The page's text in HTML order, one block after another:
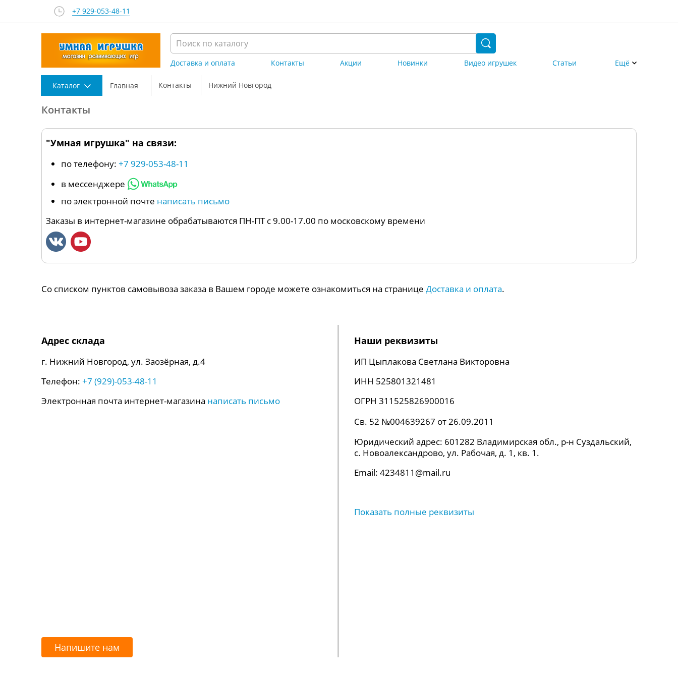
+7 929-053-48-11
Доставка и оплата Контакты Акции Новинки Видео игрушек Статьи Ещё
Каталог Главная Контакты Нижний Новгород
Контакты
"Умная игрушка" на связи:
по телефону: +7 929-053-48-11
в мессенджере
по электронной почте написать письмо
Заказы в интернет-магазине обрабатываются ПН-ПТ с 9.00-17.00 по московскому времени
Со списком пунктов самовывоза заказа в Вашем городе можете ознакомиться на странице Доставка и оплата.
Адрес склада
г. Нижний Новгород, ул. Заозёрная, д.4
Телефон: +7 (929)-053-48-11
Электронная почта интернет-магазина написать письмо
Напишите нам
Наши реквизиты
ИП Цыплакова Светлана Викторовна
ИНН 525801321481
ОГРН 311525826900016
Св. 52 №004639267 от 26.09.2011
Юридический адрес: 601282 Владимирская обл., р-н Суздальский,
с. Новоалександрово, ул. Рабочая, д. 1, кв. 1.
Email: 4234811@mail.ru
Показать полные реквизиты